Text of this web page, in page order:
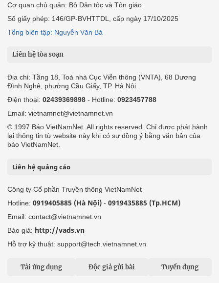
Cơ quan chủ quản: Bộ Dân tộc và Tôn giáo
Số giấy phép: 146/GP-BVHTTDL, cấp ngày 17/10/2025
Tổng biên tập: Nguyễn Văn Bá
Liên hệ tòa soạn
Địa chỉ: Tầng 18, Toà nhà Cục Viễn thông (VNTA), 68 Dương
Đình Nghệ, phường Cầu Giấy, TP. Hà Nội.
Điện thoại: 02439369898 - Hotline: 0923457788
Email: vietnamnet@vietnamnet.vn
© 1997 Báo VietNamNet. All rights reserved. Chỉ được phát hành
lại thông tin từ website này khi có sự đồng ý bằng văn bản của
báo VietNamNet.
Liên hệ quảng cáo
Công ty Cổ phần Truyền thông VietNamNet
Hotline: 0919405885 (Hà Nội) - 0919435885 (Tp.HCM)
Email: contact@vietnamnet.vn
Báo giá: http://vads.vn
Hỗ trợ kỹ thuật: support@tech.vietnamnet.vn
Tải ứng dụng Độc giả gửi bài Tuyển dụng